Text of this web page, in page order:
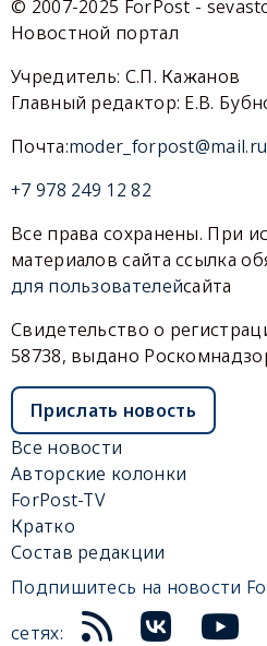
© 2007-2025 ForPost -
Новостной портал
Учредитель: С.П. Кажанов
Главный редактор: Е.В.
Почта:moder_forpost@mail.ru
+7 978 249 12 82
Все права сохранены. При
материалов сайта ссылка
для пользователейсайта
Свидетельство о
58738, выдано
Прислать новость
Все новости
Авторские колонки
ForPost-TV
Кратко
Состав редакции
Подпишитесь на новости
сетях: